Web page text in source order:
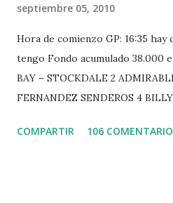
septiembre 05, 2010
Hora de comienzo GP: 16:35
tengo Fondo acumulado 38.000
BAY – STOCKDALE 2
FERNANDEZ SENDEROS 4
-EPAILLARD 7 GIG AMAI M
COMPARTIR 106